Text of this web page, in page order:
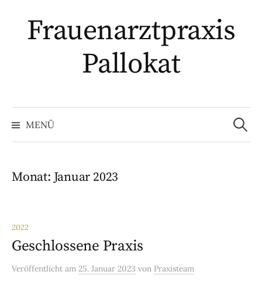
zum
InhaltFrauenarztpraxis
Pallokat
MENÜ
Suchen
nach:
Monat: Januar 2023
2022
Geschlossene Praxis
Veröffentlicht am 25. Januar 2023 von Praxisteam